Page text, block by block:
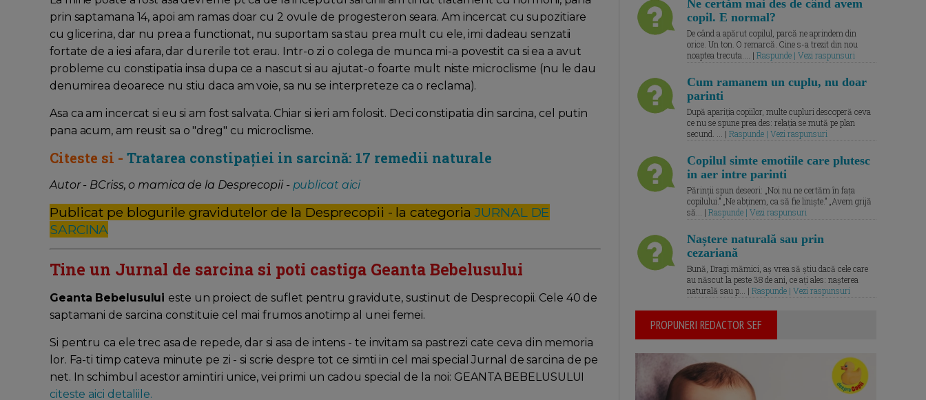
prin saptamana 14, apoi am ramas doar cu 2 ovule de progesteron seara. Am incercat cu supozitiare
cu glicerina, dar nu prea a functionat, nu suportam sa stau prea mult cu ele, imi dadeau senzatii
fortate de a iesi afara, dar durerile tot erau. Intr-o zi o colega de munca mi-a povestit ca si ea a avut
probleme cu constipatia insa dupa ce a nascut si au ajutat-o foarte mult niste microclisme (nu le dau
denumirea deoarece nu stiu daca am voie, sa nu se interpreteze ca o reclama).
Asa ca am incercat si eu si am fost salvata. Chiar si ieri am folosit. Deci constipatia din sarcina, cel putin
pana acum, am reusit sa o "dreg" cu microclisme.
Citeste si - Tratarea constipației in sarcină: 17 remedii naturale
Autor - BCriss, o mamica de la Desprecopii - publicat aici
Publicat pe blogurile gravidutelor de la Desprecopii - la categoriaJURNAL DE
SARCINA
Tine un Jurnal de sarcina si poti castiga Geanta Bebelusului
Geanta Bebelusului este un proiect de suflet pentru gravidute, sustinut de Desprecopii. Cele 40 de
saptamani de sarcina constituie cel mai frumos anotimp al unei femei.
Si pentru ca ele trec asa de repede, dar si asa de intens - te invitam sa pastrezi cate ceva din memoria
lor. Fa-ti timp cateva minute pe zi - si scrie despre tot ce simti in cel mai special Jurnal de sarcina de pe
net. In schimbul acestor amintiri unice, vei primi un cadou special de la noi: GEANTA BEBELUSULUI
citeste aici detaliile.
Ne certăm mai des de când avem
copil. E normal?
De când a apărut copilul, parcă ne aprindem din
orice. Un ton. O remarcă. Cine s-a trezit din nou
noaptea trecuta.... | Raspunde | Vezi raspunsuri
Cum ramanem un cuplu, nu doar
parinti
După apariția copiilor, multe cupluri descoperă ceva
ce nu se spune prea des: relația se mută pe plan
secund. ... | Raspunde | Vezi raspunsuri
Copilul simte emotiile care plutesc
in aer intre parinti
Părinții spun deseori: „Noi nu ne certăm în fața
copilului.” „Ne abținem, ca să fie liniște.” „Avem grijă
să... | Raspunde | Vezi raspunsuri
Naștere naturală sau prin
cezariană
Bună, Dragi mămici, aș vrea să știu dacă cele care
au născut la peste 38 de ani, ce ați ales: nașterea
naturală sau p... | Raspunde | Vezi raspunsuri
PROPUNERI REDACTOR SEF